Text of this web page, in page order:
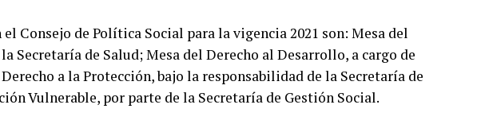
Consejo de Política Social para la vigencia 2021 son: Mesa del
Secretaría de Salud; Mesa del Derecho al Desarrollo, a cargo de
a la Protección, bajo la responsabilidad de la Secretaría de
Vulnerable, por parte de la Secretaría de Gestión Social.